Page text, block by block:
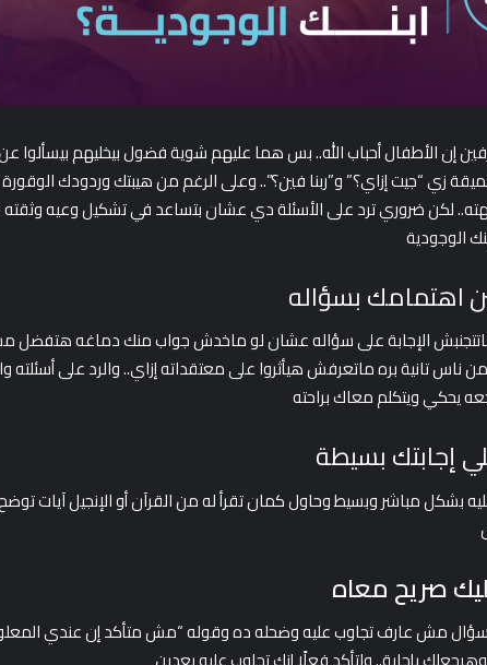
إن الأطفال أحباب الله.. بس هما عليهم شوية فضول بيخليهم
زي “جيت إزاي؟” و”ربنا فين؟”.. وعلى الرغم من هيبتك وردودك
لكن ضروري ترد على الأسئلة دي عشان بتساعد في تشكيل وعيه
الوجودية
الإجابة على سؤاله عشان لو ماخدش جواب منك دماغه هتفضل
من ناس تانية بره ماتعرفش هيأثروا على معتقداته إزاي.. والرد على
يحكي ويتكلم معاك براحته
بشكل مباشر وبسيط وحاول كمان تقرأ له من القرآن أو الإنجيل آيات
مش عارف تجاوب عليه وضحله ده وقوله “مش متأكد إن عندي